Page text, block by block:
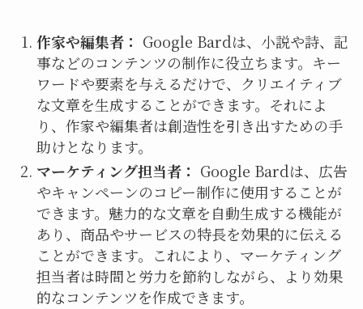
作家や編集者： Google Bardは、小説や詩、記
事などのコンテンツの制作に役立ちます。キー
ワードや要素を与えるだけで、クリエイティブ
な文章を生成することができます。それによ
り、作家や編集者は創造性を引き出すための手
助けとなります。
マーケティング担当者： Google Bardは、広告
やキャンペーンのコピー制作に使用することが
できます。魅力的な文章を自動生成する機能が
あり、商品やサービスの特長を効果的に伝える
ことができます。これにより、マーケティング
担当者は時間と労力を節約しながら、より効果
的なコンテンツを作成できます。